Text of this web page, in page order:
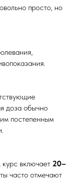
просто, но
доза обычно
постепенным
, курс включает 20–
часто отмечают